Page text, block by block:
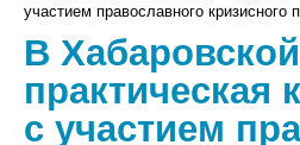
участием православного кризисного
В
практическая
с участием